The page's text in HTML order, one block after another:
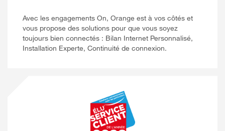
Avec les engagements On, Orange est à vos côtés et
vous propose des solutions pour que vous soyez
toujours bien connectés : Bilan Internet Personnalisé,
Installation Experte, Continuité de connexion.